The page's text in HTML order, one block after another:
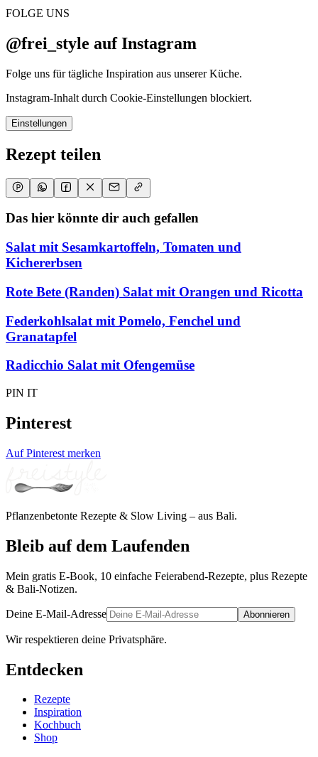
FOLGE UNS
@frei_style auf Instagram
Folge uns für tägliche Inspiration aus unserer Küche.
Instagram-Inhalt durch Cookie-Einstellungen blockiert.
Einstellungen
Rezept teilen
Das hier könnte dir auch gefallen
Salat mit Sesamkartoffeln, Tomaten und
Kichererbsen
Rote Bete (Randen) Salat mit Orangen und Ricotta
Federkohlsalat mit Pomelo, Fenchel und
Granatapfel
Radicchio Salat mit Ofengemüse
PIN IT
Pinterest
Auf Pinterest merken
Pflanzenbetonte Rezepte & Slow Living – aus Bali.
Bleib auf dem Laufenden
Mein gratis E-Book, 10 einfache Feierabend-Rezepte, plus Rezepte
& Bali-Notizen.
Deine E-Mail-Adresse Abonnieren
Wir respektieren deine Privatsphäre.
Entdecken
Rezepte
Inspiration
Kochbuch
Shop